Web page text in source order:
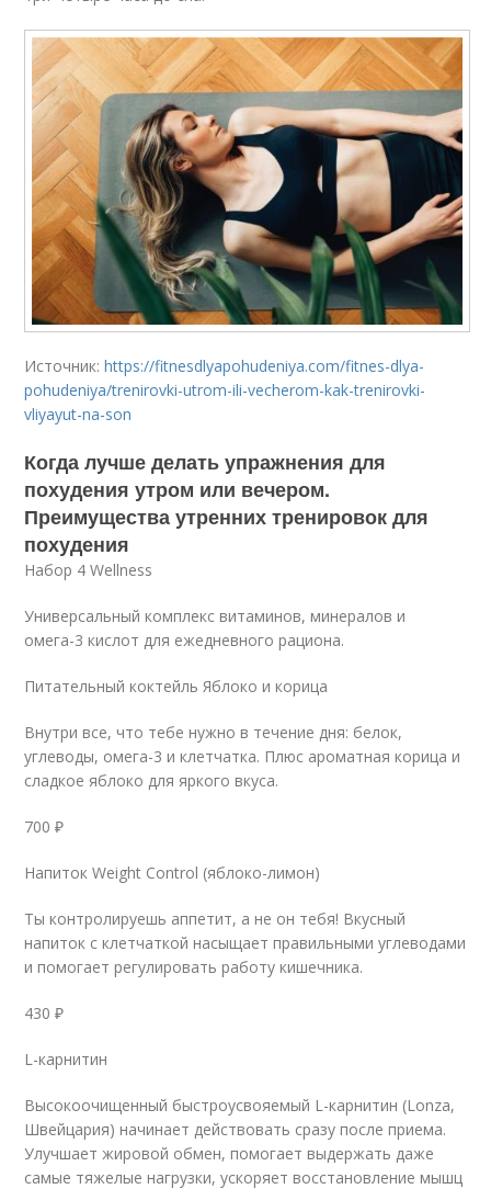
Источник:https://fitnesdlyapohudeniya.com/fitnes-dlya-
pohudeniya/trenirovki-utrom-ili-vecherom-kak-trenirovki-
vliyayut-na-son
Когда лучше делать упражнения для
похудения утром или вечером.
Преимущества утренних тренировок для
похудения
Набор 4 Wellness
Универсальный комплекс витаминов, минералов и
омега-3 кислот для ежедневного рациона.
Питательный коктейль Яблоко и корица
Внутри все, что тебе нужно в течение дня: белок,
углеводы, омега-3 и клетчатка. Плюс ароматная корица и
сладкое яблоко для яркого вкуса.
700 ₽
Напиток Weight Control (яблоко-лимон)
Ты контролируешь аппетит, а не он тебя! Вкусный
напиток с клетчаткой насыщает правильными углеводами
и помогает регулировать работу кишечника.
430 ₽
L-карнитин
Высокоочищенный быстроусвояемый L-карнитин (Lonza,
Швейцария) начинает действовать сразу после приема.
Улучшает жировой обмен, помогает выдержать даже
самые тяжелые нагрузки, ускоряет восстановление мышц